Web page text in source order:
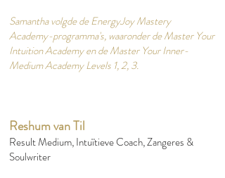
Samantha volgde de EnergyJoy Mastery
Academy-programma's, waaronder de Master Your
Intuition Academy en de Master Your Inner-
Medium Academy Levels 1, 2, 3.
Reshum van Til
Result Medium, Intuïtieve Coach, Zangeres &
Soulwriter